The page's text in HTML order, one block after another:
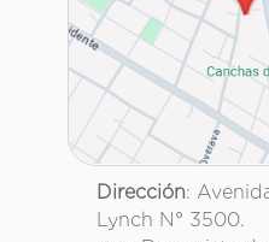
Dirección:
Lynch N° 3500.